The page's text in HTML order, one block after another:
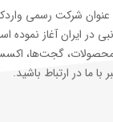
عنوان شرکت رسمی
در ایران آغاز نموده
محصولات، گجت‌ها،
با ما در ارتباط باشید.